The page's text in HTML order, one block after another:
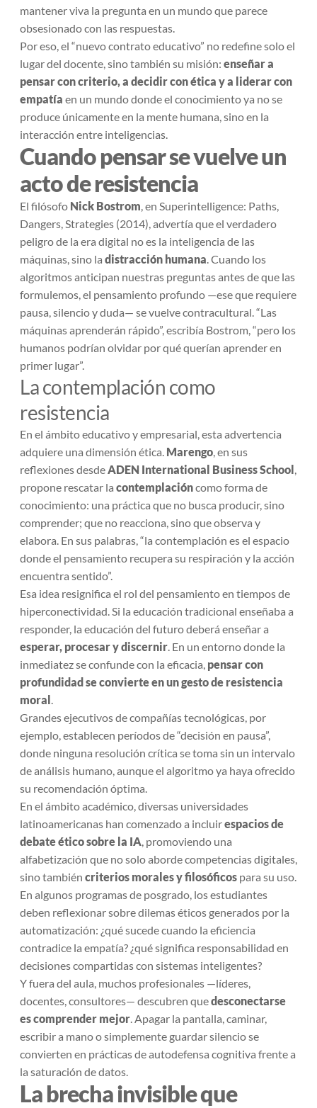
mantener viva la pregunta en un mundo que parece
obsesionado con las respuestas.
Por eso, el “nuevo contrato educativo” no redefine solo el
lugar del docente, sino también su misión: enseñar a
pensar con criterio, a decidir con ética y a liderar con
empatía en un mundo donde el conocimiento ya no se
produce únicamente en la mente humana, sino en la
interacción entre inteligencias.
Cuando pensar se vuelve un
acto de resistencia
El filósofo Nick Bostrom, en Superintelligence: Paths,
Dangers, Strategies (2014), advertía que el verdadero
peligro de la era digital no es la inteligencia de las
máquinas, sino la distracción humana. Cuando los
algoritmos anticipan nuestras preguntas antes de que las
formulemos, el pensamiento profundo —ese que requiere
pausa, silencio y duda— se vuelve contracultural. “Las
máquinas aprenderán rápido”, escribía Bostrom, “pero los
humanos podrían olvidar por qué querían aprender en
primer lugar”.
La contemplación como
resistencia
En el ámbito educativo y empresarial, esta advertencia
adquiere una dimensión ética. Marengo, en sus
reflexiones desdeADEN International Business School,
propone rescatar la contemplacióncomo forma de
conocimiento: una práctica que no busca producir, sino
comprender; que no reacciona, sino que observa y
elabora. En sus palabras, “la contemplación es el espacio
donde el pensamiento recupera su respiración y la acción
encuentra sentido”.
Esa idea resignifica el rol del pensamiento en tiempos de
hiperconectividad. Si la educación tradicional enseñaba a
responder, la educación del futuro deberá enseñar a
esperar, procesar y discernir. En un entorno donde la
inmediatez se confunde con la eficacia, pensar con
profundidad se convierte en un gesto de resistencia
moral.
Grandes ejecutivos de compañías tecnológicas, por
ejemplo, establecen períodos de “decisión en pausa”,
donde ninguna resolución crítica se toma sin un intervalo
de análisis humano, aunque el algoritmo ya haya ofrecido
su recomendación óptima.
En el ámbito académico, diversas universidades
latinoamericanas han comenzado a incluirespacios de
debate ético sobre la IA, promoviendo una
alfabetización que no solo aborde competencias digitales,
sino también criterios morales y filosóficos para su uso.
En algunos programas de posgrado, los estudiantes
deben reflexionar sobre dilemas éticos generados por la
automatización: ¿qué sucede cuando la eficiencia
contradice la empatía? ¿qué significa responsabilidad en
decisiones compartidas con sistemas inteligentes?
Y fuera del aula, muchos profesionales —líderes,
docentes, consultores— descubren quedesconectarse
es comprender mejor. Apagar la pantalla, caminar,
escribir a mano o simplemente guardar silencio se
convierten en prácticas de autodefensa cognitiva frente a
la saturación de datos.
La brecha invisible que